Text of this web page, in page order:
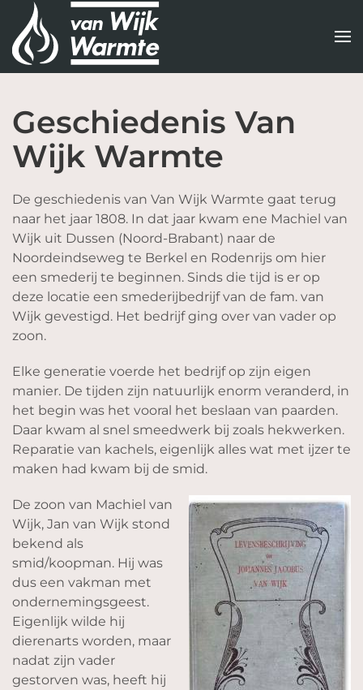
Terug
naar
Geschiedenis Van
Wijk Warmte
De geschiedenis van Van Wijk Warmte gaat terug
naar het jaar 1808. In dat jaar kwam ene Machiel van
Wijk uit Dussen (Noord-Brabant) naar de
Noordeindseweg te Berkel en Rodenrijs om hier
een smederij te beginnen. Sinds die tijd is er op
deze locatie een smederijbedrijf van de fam. van
Wijk gevestigd. Het bedrijf ging over van vader op
zoon.
Elke generatie voerde het bedrijf op zijn eigen
manier. De tijden zijn natuurlijk enorm veranderd, in
het begin was het vooral het beslaan van paarden.
Daar kwam al snel smeedwerk bij zoals hekwerken.
Reparatie van kachels, eigenlijk alles wat met ijzer te
maken had kwam bij de smid.
De zoon van Machiel van
Wijk, Jan van Wijk stond
bekend als
smid/koopman. Hij was
dus een vakman met
ondernemingsgeest.
Eigenlijk wilde hij
dierenarts worden, maar
nadat zijn vader
gestorven was, heeft hij